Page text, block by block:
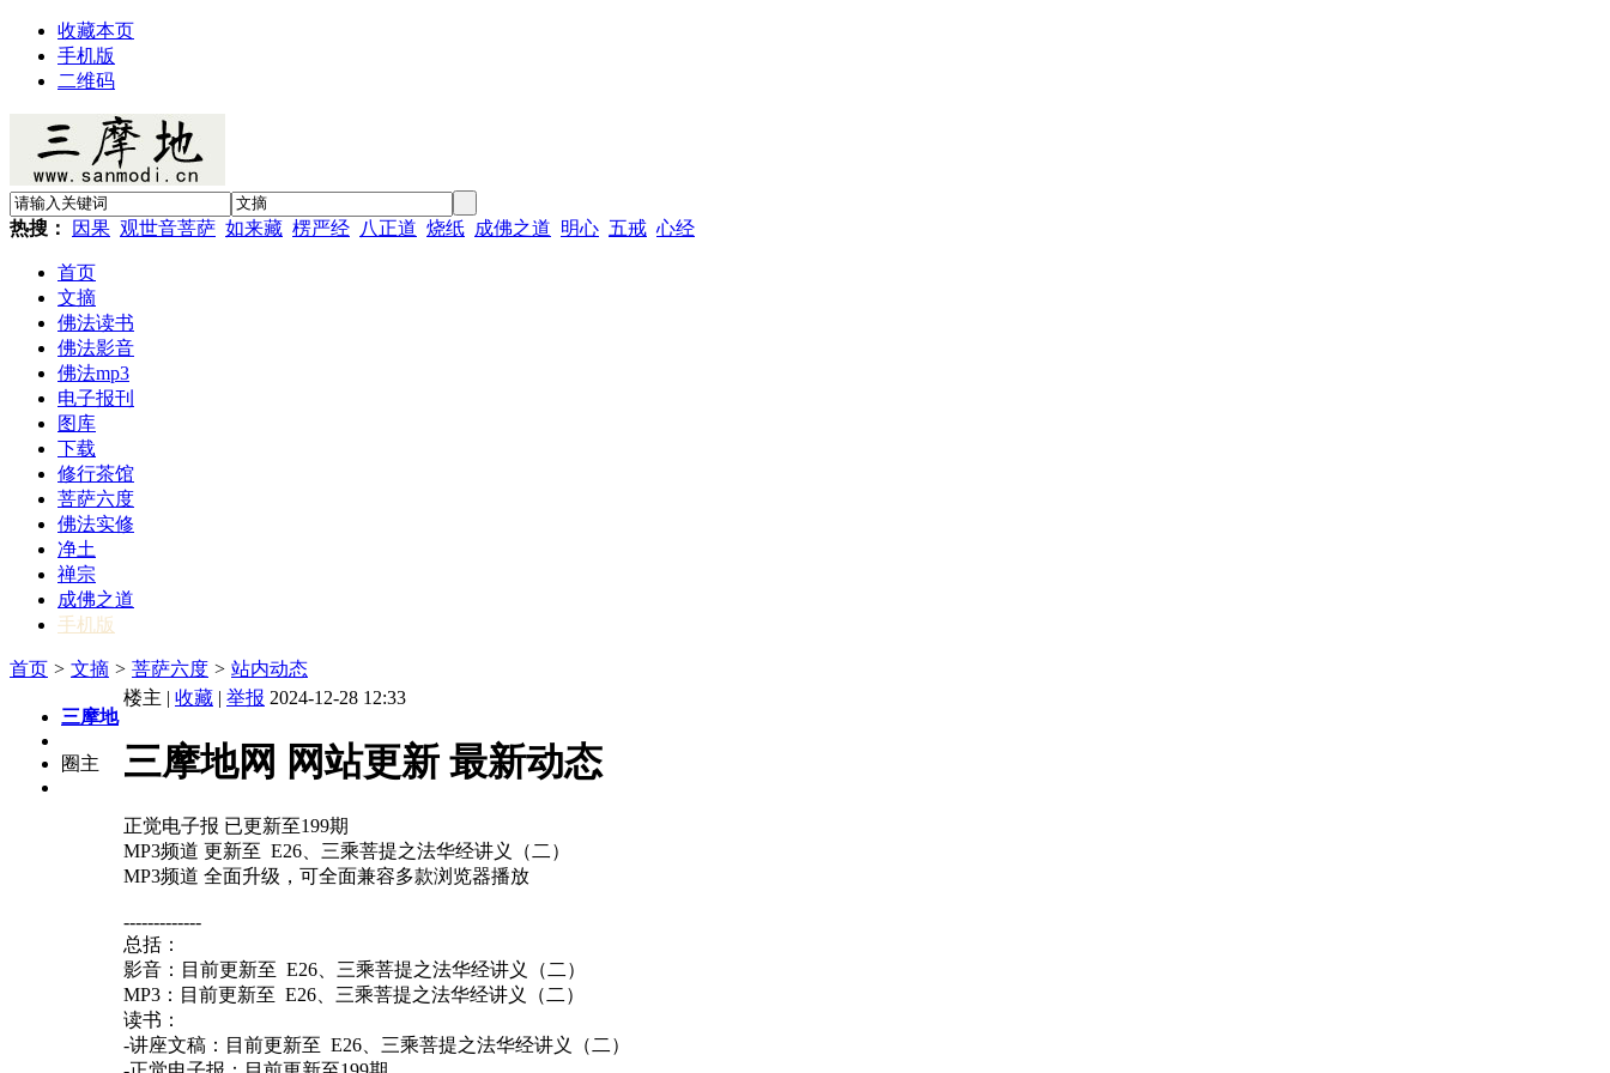
收藏本页
手机版
二维码
热搜： 因果 观世音菩萨 如来藏 楞严经 八正道 烧纸 成佛之道 明心 五戒 心经
首页
文摘
佛法读书
佛法影音
佛法mp3
电子报刊
图库
下载
修行茶馆
菩萨六度
佛法实修
净土
禅宗
成佛之道
手机版
首页 > 文摘 > 菩萨六度 > 站内动态
三摩地
圈主
楼主 | 收藏 | 举报 2024-12-28 12:33
三摩地网 网站更新 最新动态
正觉电子报 已更新至199期
MP3频道 更新至 E26、三乘菩提之法华经讲义（二）
MP3频道 全面升级，可全面兼容多款浏览器播放
-------------
总括：
影音：目前更新至 E26、三乘菩提之法华经讲义（二）
MP3：目前更新至 E26、三乘菩提之法华经讲义（二）
读书：
-讲座文稿：目前更新至 E26、三乘菩提之法华经讲义（二）